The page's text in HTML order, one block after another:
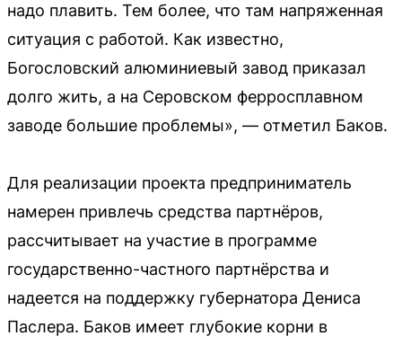
надо плавить. Тем более, что там напряженная
ситуация с работой. Как известно,
Богословский алюминиевый завод приказал
долго жить, а на Серовском ферросплавном
заводе большие проблемы», — отметил Баков.
Для реализации проекта предприниматель
намерен привлечь средства партнёров,
рассчитывает на участие в программе
государственно-частного партнёрства и
надеется на поддержку губернатора Дениса
Паслера. Баков имеет глубокие корни в